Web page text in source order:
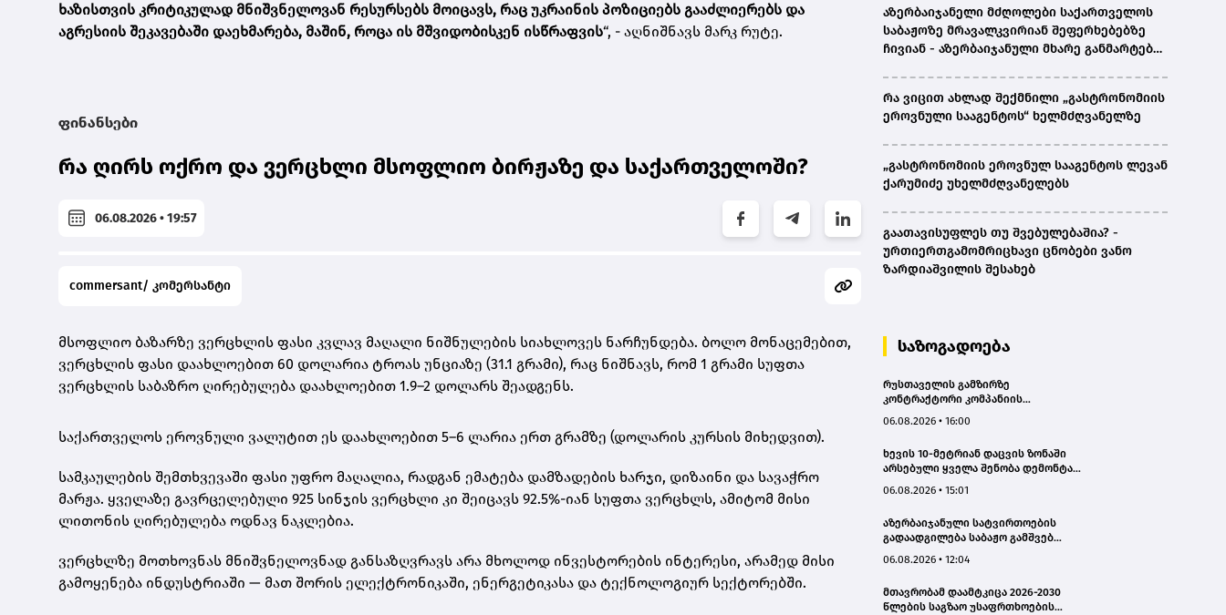
ხაზისთვის კრიტიკულად მნიშვნელოვან რესურსებს მოიცავს, რაც უკრაინის პოზიციებს გააძლიერებს და
აგრესიის შეკავებაში დაეხმარება, მაშინ, როცა ის მშვიდობისკენ ისწრაფვის“, - აღნიშნავს მარკ რუტე.
ფინანსები
რა ღირს ოქრო და ვერცხლი მსოფლიო ბირჟაზე და საქართველოში?
06.08.2026 • 19:57
commersant/ კომერსანტი
მსოფლიო ბაზარზე ვერცხლის ფასი კვლავ მაღალი ნიშნულების სიახლოვეს ნარჩუნდება. ბოლო მონაცემებით,
ვერცხლის ფასი დაახლოებით 60 დოლარია ტროას უნციაზე (31.1 გრამი), რაც ნიშნავს, რომ 1 გრამი სუფთა
ვერცხლის საბაზრო ღირებულება დაახლოებით 1.9–2 დოლარს შეადგენს.
საქართველოს ეროვნული ვალუტით ეს დაახლოებით 5–6 ლარია ერთ გრამზე (დოლარის კურსის მიხედვით).
სამკაულების შემთხვევაში ფასი უფრო მაღალია, რადგან ემატება დამზადების ხარჯი, დიზაინი და სავაჭრო
მარჟა. ყველაზე გავრცელებული 925 სინჯის ვერცხლი კი შეიცავს 92.5%-იან სუფთა ვერცხლს, ამიტომ მისი
ლითონის ღირებულება ოდნავ ნაკლებია.
ვერცხლზე მოთხოვნას მნიშვნელოვნად განსაზღვრავს არა მხოლოდ ინვესტორების ინტერესი, არამედ მისი
გამოყენება ინდუსტრიაში — მათ შორის ელექტრონიკაში, ენერგეტიკასა და ტექნოლოგიურ სექტორებში.
აზერბაიჯანელი მძღოლები საქართველოს
საბაჟოზე მრავალკვირიან შეფერხებებზე
ჩივიან - აზერბაიჯანული მხარე განმარტებას
რა ვიცით ახლად შექმნილი „გასტრონომიის
ეროვნული სააგენტოს“ ხელმძღვანელზე
„გასტრონომიის ეროვნულ სააგენტოს ლევან
ქარუმიძე უხელმძღვანელებს
გაათავისუფლეს თუ შვებულებაშია? -
ურთიერთგამომრიცხავი ცნობები ვანო
ზარდიაშვილის შესახებ
საზოგადოება
რუსთაველის გამზირზე
კონტრაქტორი კომპანიის
ახლოს იმოძრავა, რამაც ნიადაგის
გამოიწვია, გადაბრუნდა
ავტომანქანა - თვითმცლელში
იმყოფებოდა მცირეწლოვანი ბავშვი
06.08.2026 • 16:00
ხევის 10-მეტრიან დაცვის ზონაში
არსებული ყველა შენობა დემონტაჟს
06.08.2026 • 15:01
აზერბაიჯანული სატვირთოების
გადაადგილება საბაჟო გამშვებ
მიმდინარეობს- შემოსავლების
06.08.2026 • 12:04
მთავრობამ დაამტკიცა 2026-2030
წლების საგზაო უსაფრთხოების